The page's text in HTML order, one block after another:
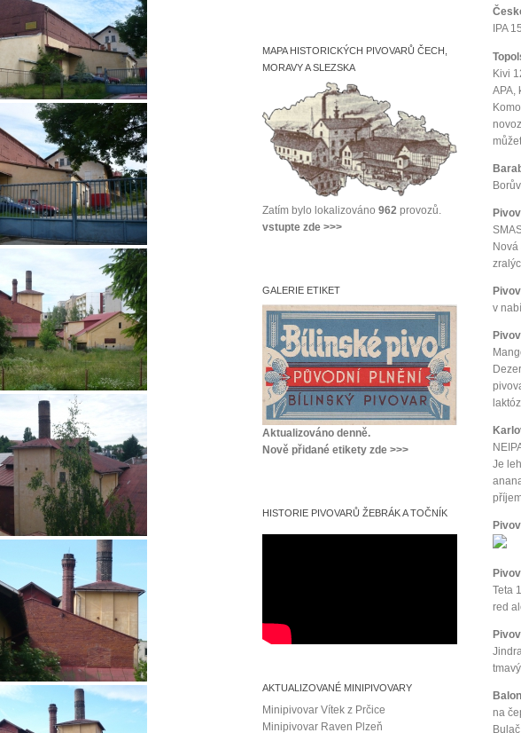
IPA
Kivi
APA,
Nová
v
Je
Teta
red
na
MAPA HISTORICKÝCH PIVOVARŮ ČECH,
MORAVY A SLEZSKA
Zatím bylo lokalizováno 962 provozů.
vstupte zde >>>
GALERIE ETIKET
Aktualizováno denně.
Nově přidané etikety zde >>>
HISTORIE PIVOVARŮ ŽEBRÁK A TOČNÍK
AKTUALIZOVANÉ MINIPIVOVARY
Minipivovar Vítek z Prčice
Minipivovar Raven Plzeň